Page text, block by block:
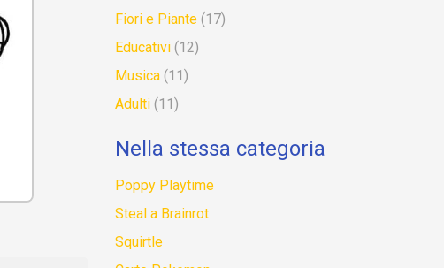
Fiori e Piante (17)
Educativi (12)
Musica (11)
Adulti (11)
Nella stessa categoria
Poppy Playtime
Steal a Brainrot
Squirtle